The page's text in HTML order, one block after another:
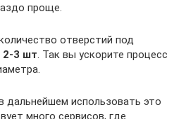
проще.
отверстий под
2-3 шт . Так вы ускорите процесс
дальнейшем использовать это
много сервисов, где